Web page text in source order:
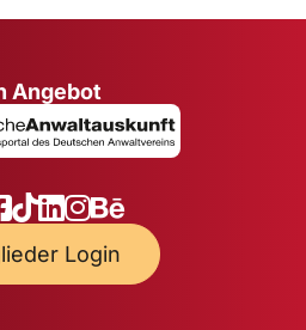
Angebot
Login